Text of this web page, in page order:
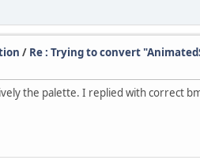
/ Re : Trying to convert
the palette. I replied with correct